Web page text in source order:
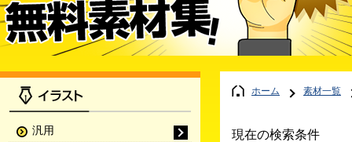
ホーム 素材一覧
現在の検索条件
汎用